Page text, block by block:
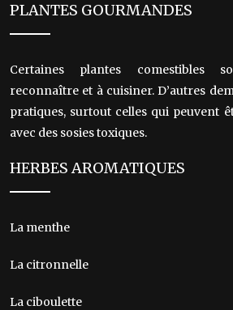
PLANTES GOURMANDES
Certaines plantes comestibles
reconnaître et à cuisiner. D’autres
pratiques, surtout celles qui peuvent
avec des sosies toxiques.
HERBES AROMATIQUES
La menthe
La citronnelle
La ciboulette